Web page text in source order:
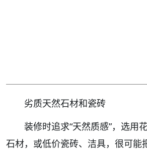
劣质天然石材和瓷砖
装修时追求“天然质感”，选用
石材，或低价瓷砖、洁具，很可能